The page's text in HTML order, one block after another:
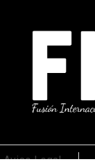
Aviso Legal